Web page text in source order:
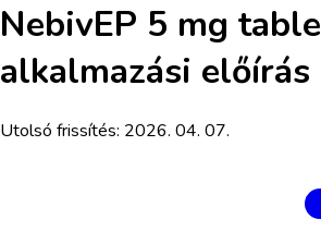
NebivEP 5 mg
alkalmazási előírás
Utolsó frissítés: 2026. 04. 07.